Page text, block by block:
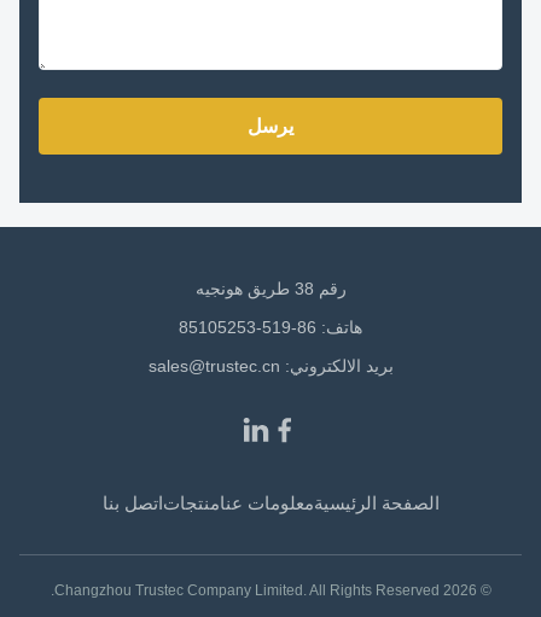
يرسل
هاتف: 86-519-85105253
بريد الالكتروني: sales@trustec.cn
الصفحة الرئيسيةمعلومات عنامنتجاتاتصل بنا